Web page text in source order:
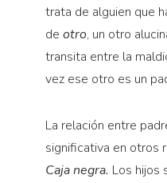
trata de alguien que
de otro, un otro
transita entre la
vez ese otro es un
La relación entre
significativa en otros
Caja negra. Los hijos